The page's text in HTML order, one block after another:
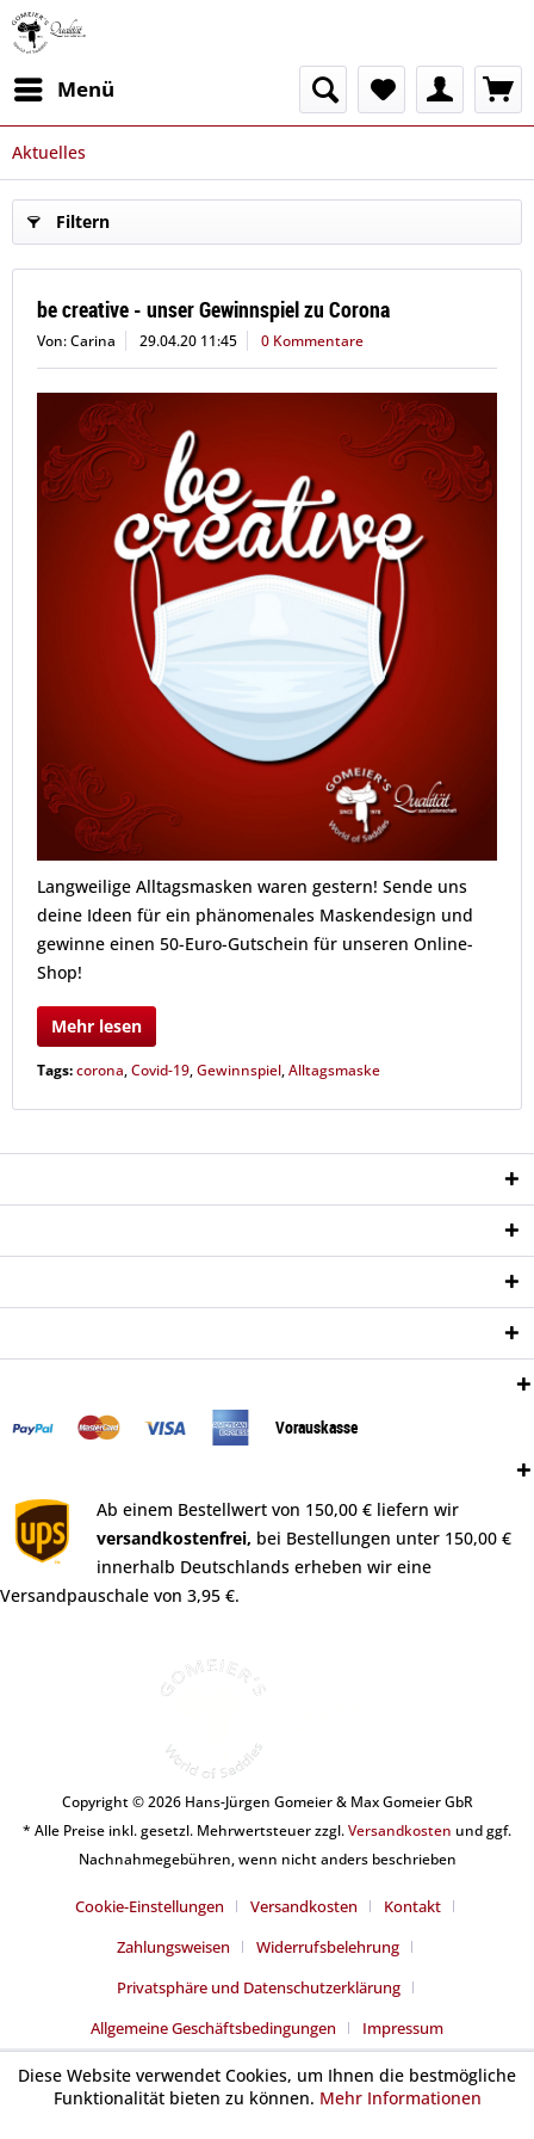
Menü
Aktuelles
Filtern
be creative - unser Gewinnspiel zu Corona
Von: Carina 29.04.20 11:45 0 Kommentare
Langweilige Alltagsmasken waren gestern! Sende uns
deine Ideen für ein phänomenales Maskendesign und
gewinne einen 50-Euro-Gutschein für unseren Online-
Shop!
Mehr lesen
Tags:corona,Covid-19,Gewinnspiel,Alltagsmaske
Vorauskasse
Ab einem Bestellwert von 150,00 € liefern wir
versandkostenfrei, bei Bestellungen unter 150,00 €
innerhalb Deutschlands erheben wir eine
Versandpauschale von 3,95 €.
Copyright © 2026 Hans-Jürgen Gomeier & Max Gomeier GbR
* Alle Preise inkl. gesetzl. Mehrwertsteuer zzgl.Versandkosten und ggf.
Nachnahmegebühren, wenn nicht anders beschrieben
Cookie-Einstellungen Versandkosten
Kontakt
Zahlungsweisen
Widerrufsbelehrung
Privatsphäre und Datenschutzerklärung
Allgemeine Geschäftsbedingungen
Impressum
Diese Website verwendet Cookies, um Ihnen die bestmögliche
Funktionalität bieten zu können. Mehr Informationen